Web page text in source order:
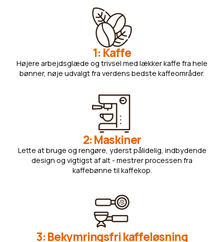
1: Kaffe
Højere arbejdsglæde og trivsel med lækker kaffe fra hele
bønner, nøje udvalgt fra verdens bedste kaffeområder.
2: Maskiner
Lette at bruge og rengøre, yderst pålidelig, indbydende
design og vigtigst af alt - mestrer processen fra
kaffebønne til kaffekop.
3: Bekymringsfri kaffeløsning